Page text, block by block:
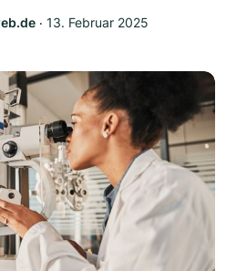
‧ 13. Februar 2025